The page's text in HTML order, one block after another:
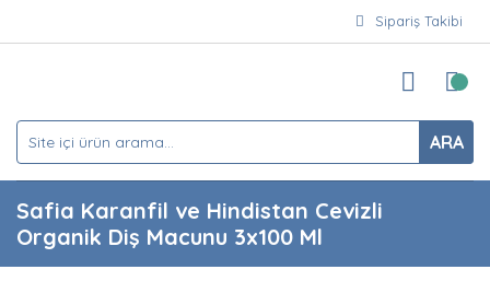
Sipariş Takibi
ARA
Safia Karanfil ve Hindistan Cevizli
Organik Diş Macunu 3x100 Ml